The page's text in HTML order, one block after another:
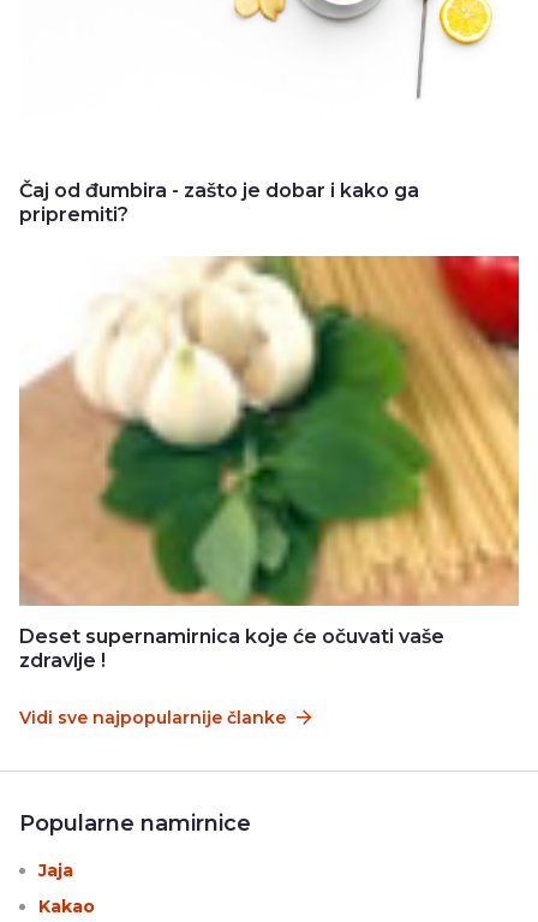
Čaj od đumbira - zašto je dobar i kako ga
pripremiti?
Deset supernamirnica koje će očuvati vaše
zdravlje !
Vidi sve najpopularnije članke
Popularne namirnice
Jaja
Kakao